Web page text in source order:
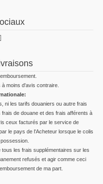
moins d'avis contraire.
ni les tarifs douaniers ou autre frais
de douane et des frais afférents à
ceux facturés par le service de
le pays de l'Acheteur lorsque le colis
tous les frais supplémentaires sur les
refusés et agir comme ceci
de ma part.